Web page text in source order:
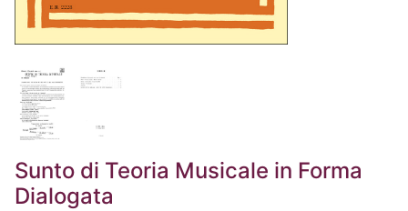
Sunto di Teoria Musicale in Forma
Dialogata